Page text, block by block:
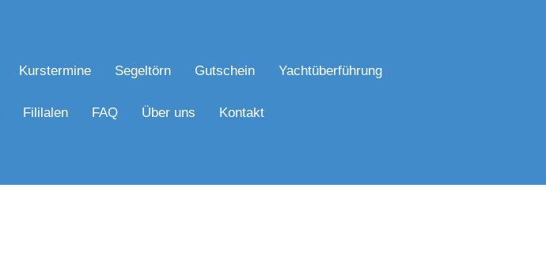
Kurstermine Segeltörn Gutschein Yachtüberführung
Fililalen FAQ Über uns Kontakt